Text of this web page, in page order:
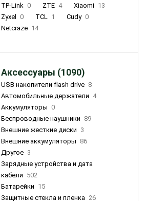
TP-Link 0 ZTE 4 Xiaomi 13
Zyxel
0 TCL 1 Cudy 0
Netcraze 14
Аксессуары (1090)
USB накопители flash drive 8
Автомобильные держатели 4
Аккумуляторы 0
Беспроводные наушники 89
Внешние жесткие диски 3
Внешние аккумуляторы 86
Другое 3
Зарядные устройства и дата
кабели 502
Батарейки 15
Защитные стекла и пленка 26